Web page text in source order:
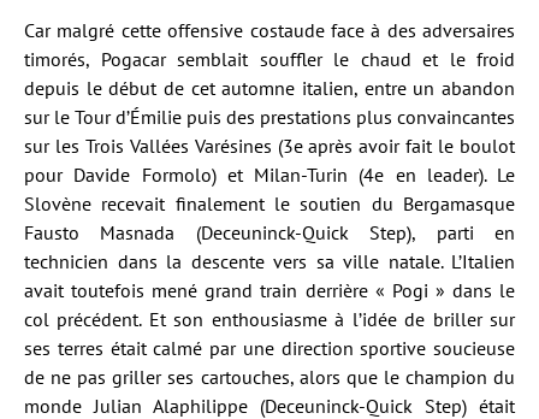
Car malgré cette offensive costaude face à des adversaires
timorés, Pogacar semblait souffler le chaud et le froid
depuis le début de cet automne italien, entre un abandon
sur le Tour d’Émilie puis des prestations plus convaincantes
sur les Trois Vallées Varésines (3e après avoir fait le boulot
pour Davide Formolo) et Milan-Turin (4e en leader). Le
Slovène recevait finalement le soutien du Bergamasque
Fausto Masnada (Deceuninck-Quick Step), parti en
technicien dans la descente vers sa ville natale. L’Italien
avait toutefois mené grand train derrière « Pogi » dans le
col précédent. Et son enthousiasme à l’idée de briller sur
ses terres était calmé par une direction sportive soucieuse
de ne pas griller ses cartouches, alors que le champion du
monde Julian Alaphilippe (Deceuninck-Quick Step) était